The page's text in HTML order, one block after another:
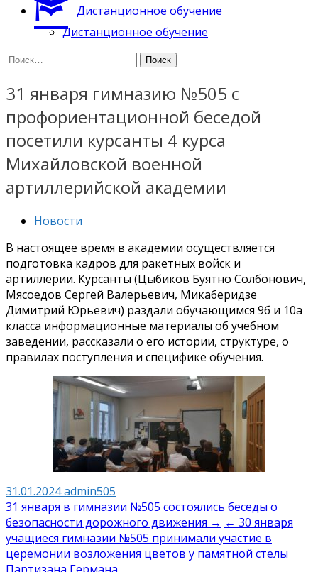
Дистанционное обучение
Дистанционное обучение
Найти:
31 января гимназию №505 с
профориентационной беседой
посетили курсанты 4 курса
Михайловской военной
артиллерийской академии
Новости
В настоящее время в академии осуществляется
подготовка кадров для ракетных войск и
артиллерии. Курсанты (Цыбиков Буятно Солбонович,
Мясоедов Сергей Валерьевич, Микаберидзе
Димитрий Юрьевич) раздали обучающимся 9б и 10а
класса информационные материалы об учебном
заведении, рассказали о его истории, структуре, о
правилах поступления и специфике обучения.
31.01.2024admin505
Навигация
по
записям
31 января в гимназии №505 состоялись беседы о
безопасности дорожного движения → ← 30 января
учащиеся гимназии №505 принимали участие в
церемонии возложения цветов у памятной стелы